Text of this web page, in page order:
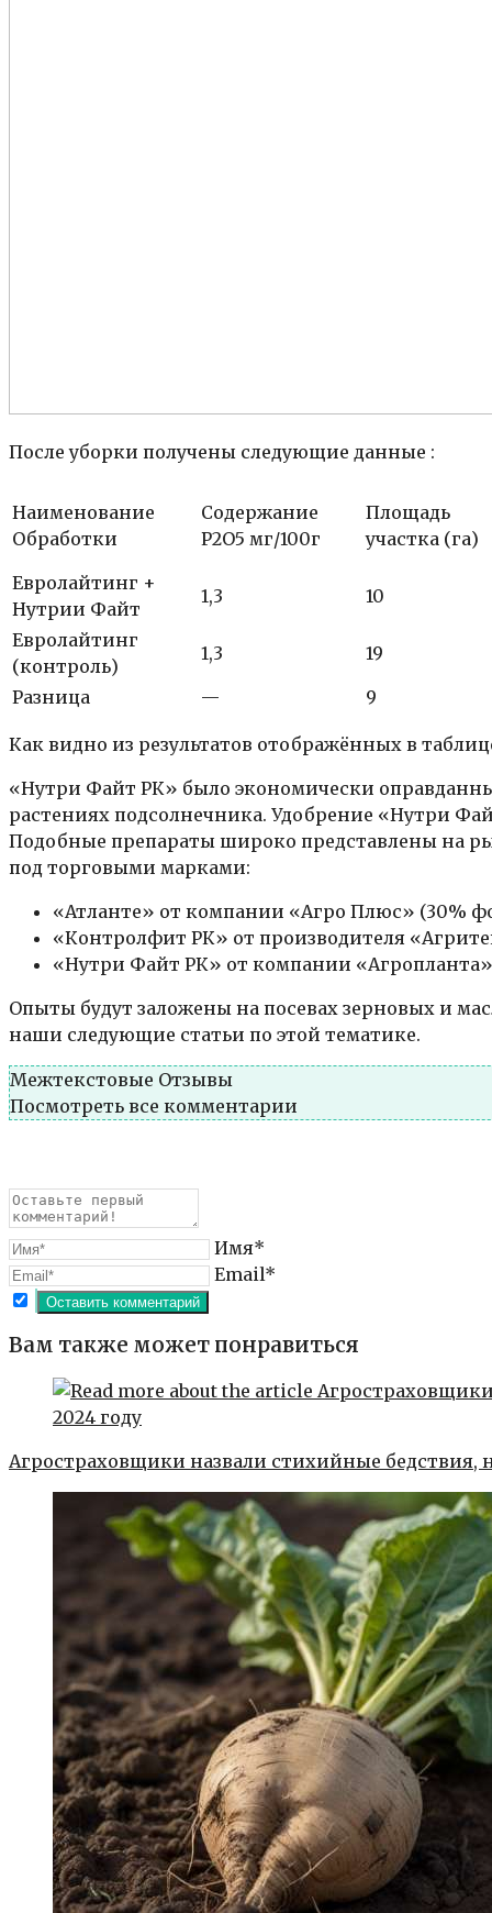
После уборки получены следующие данные :
Наименование
Обработки
Содержание
Р2О5 мг/100г
Площадь
участка (га)
Евролайтинг +
Нутрии Файт
1,3
10
Евролайтинг
(контроль)
1,3
19
Разница
— 9
Как видно из результатов отображённых в
«Нутри Файт РК» было экономически
растениях подсолнечника. Удобрение «Нутри
Подобные препараты широко представлены на
под торговыми марками:
«Атланте» от компании «Агро Плюс» (30%
«Контролфит РК» от производителя
«Нутри Файт РК» от компании
Опыты будут заложены на посевах зерновых и
наши следующие статьи по этой тематике.
Межтекстовые Отзывы
Посмотреть все комментарии
Имя*
Email*
Вам также может понравиться
Агростраховщики назвали стихийные бедствия,